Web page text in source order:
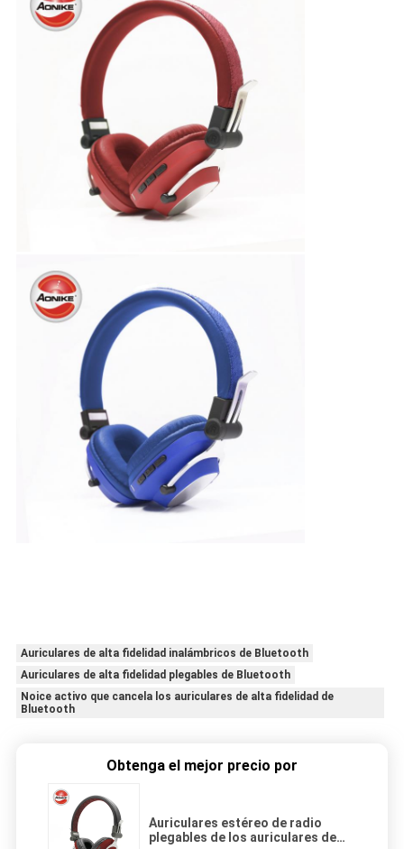
Auriculares de alta fidelidad inalámbricos de Bluetooth
Auriculares de alta fidelidad plegables de Bluetooth
Noice activo que cancela los auriculares de alta fidelidad de
Bluetooth
Obtenga el mejor precio por
Auriculares estéreo de radio
plegables de los auriculares de